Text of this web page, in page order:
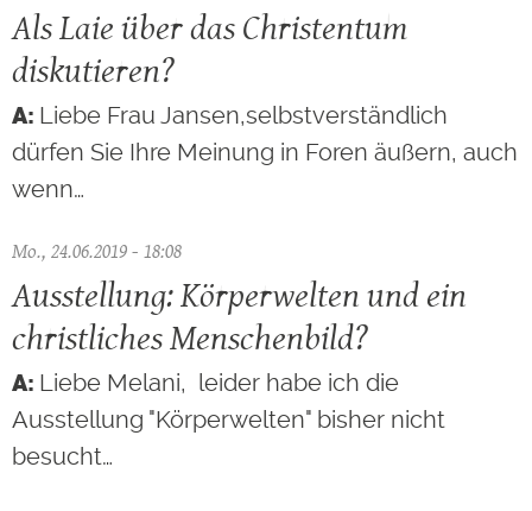
Als Laie über das Christentum
diskutieren?
Liebe Frau Jansen,selbstverständlich
dürfen Sie Ihre Meinung in Foren äußern, auch
wenn…
Mo., 24.06.2019 - 18:08
Ausstellung: Körperwelten und ein
christliches Menschenbild?
Liebe Melani, leider habe ich die
Ausstellung "Körperwelten" bisher nicht
besucht…